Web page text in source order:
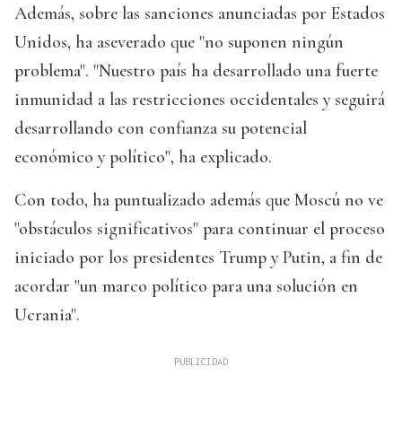
Además, sobre las sanciones anunciadas por Estados
Unidos, ha aseverado que "no suponen ningún
problema". "Nuestro país ha desarrollado una fuerte
inmunidad a las restricciones occidentales y seguirá
desarrollando con confianza su potencial
económico y político", ha explicado.
Con todo, ha puntualizado además que Moscú no ve
"obstáculos significativos" para continuar el proceso
iniciado por los presidentes Trump y Putin, a fin de
acordar "un marco político para una solución en
Ucrania".